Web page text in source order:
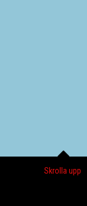
Skrolla upp